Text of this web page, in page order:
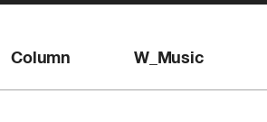
Column W_Music